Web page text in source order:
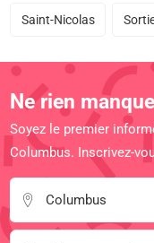
Saint-Nicolas
Ne rien
Soyez le premier
Columbus. Inscrivez-
Columbus